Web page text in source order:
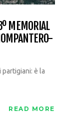
MEMORIAL
è la
READ MORE